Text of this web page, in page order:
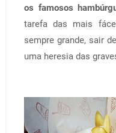
os famosos
tarefa das mais
sempre grande, sair
uma heresia das